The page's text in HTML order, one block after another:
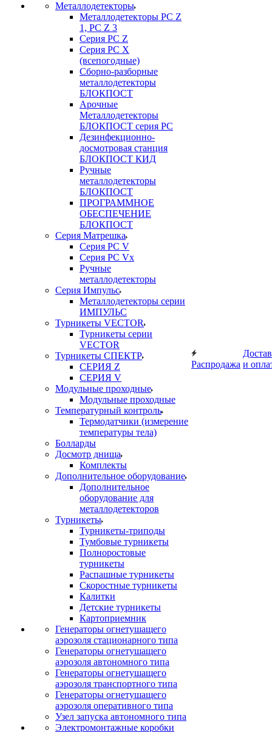
Металлодетекторы
Металлодетекторы РС Z
1, PC Z 3
Серия РС Z
Серия РС X
(всепогодные)
Сборно-разборные
металлодетекторы
БЛОКПОСТ
Арочные
Металлодетекторы
БЛОКПОСТ серия РС
Дезинфекционно-
досмотровая станция
БЛОКПОСТ КИД
Ручные
металлодетекторы
БЛОКПОСТ
ПРОГРАММНОЕ
ОБЕСПЕЧЕНИЕ
БЛОКПОСТ
Серия Матрешка
Серия PC V
Серия PC Vx
Ручные
металлодетекторы
Серия Импульс
Металлодетекторы серии
ИМПУЛЬС
Турникеты VECTOR
Турникеты серии
VECTOR
Турникеты СПЕКТР
СЕРИЯ Z
СЕРИЯ V
Модульные проходные
Модульные проходные
Температурный контроль
Термодатчики (измерение
температуры тела)
Болларды
Досмотр днища
Комплекты
Дополнительное оборудование
Дополнительное
оборудование для
металлодетекторов
Турникеты
Турникеты-триподы
Тумбовые турникеты
Полноростовые
турникеты
Распашные турникеты
Скоростные турникеты
Калитки
Детские турникеты
Картоприемник
Генераторы огнетушащего
аэрозоля стационарного типа
Генераторы огнетушащего
аэрозоля автономного типа
Генераторы огнетушащего
аэрозоля транспортного типа
Генераторы огнетушащего
аэрозоля оперативного типа
Узел запуска автономного типа
Электромонтажные коробки
Распродажа и